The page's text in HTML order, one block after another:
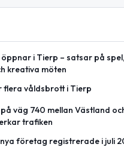
i Tierp – satsar på spel,
kreativa möten
flera våldsbrott i Tierp
väg 740 mellan Västland
trafiken
företag registrerade i juli